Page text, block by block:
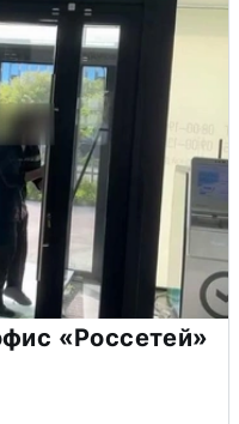
«Россетей»